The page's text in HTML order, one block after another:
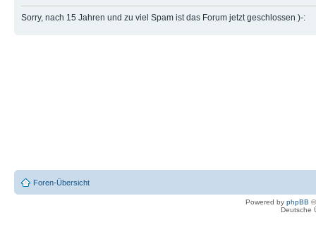
Sorry, nach 15 Jahren und zu viel Spam ist das Forum jetzt geschlossen )-:
Foren-Übersicht
Powered by phpBB
Deutsche